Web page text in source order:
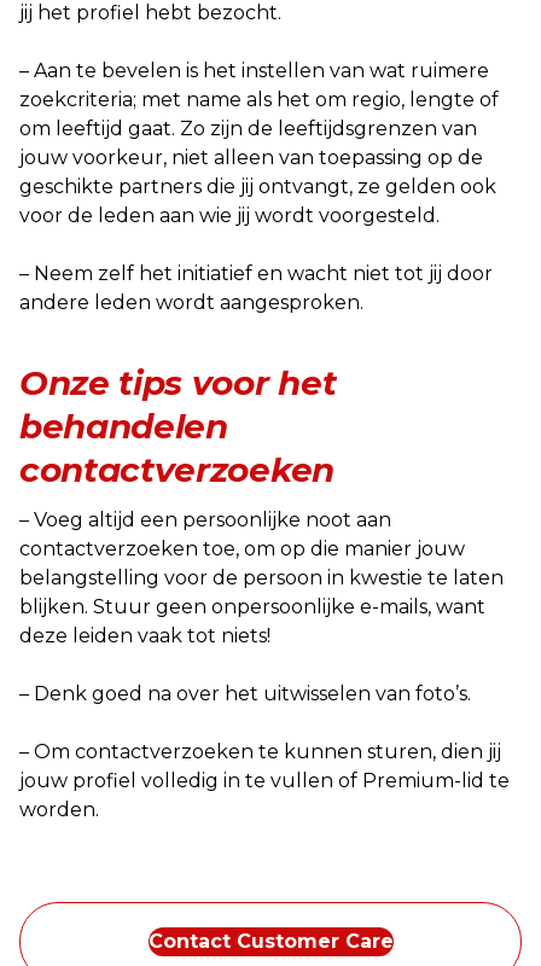
jij het profiel hebt bezocht.
– Aan te bevelen is het instellen van wat ruimere
zoekcriteria; met name als het om regio, lengte of
om leeftijd gaat. Zo zijn de leeftijdsgrenzen van
jouw voorkeur, niet alleen van toepassing op de
geschikte partners die jij ontvangt, ze gelden ook
voor de leden aan wie jij wordt voorgesteld.
– Neem zelf het initiatief en wacht niet tot jij door
andere leden wordt aangesproken.
Onze tips voor het
behandelen
contactverzoeken
– Voeg altijd een persoonlijke noot aan
contactverzoeken toe, om op die manier jouw
belangstelling voor de persoon in kwestie te laten
blijken. Stuur geen onpersoonlijke e-mails, want
deze leiden vaak tot niets!
– Denk goed na over het uitwisselen van foto’s.
– Om contactverzoeken te kunnen sturen, dien jij
jouw profiel volledig in te vullen of Premium-lid te
worden.
Contact Customer Care